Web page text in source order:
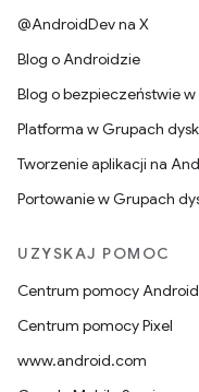
@AndroidDev na X
Blog o Androidzie
Blog o bezpieczeństwie
Platforma w Grupach
Tworzenie aplikacji na
Portowanie w Grupach
UZYSKAJ POMOC
Centrum pomocy
Centrum pomocy Pixel
www.android.com